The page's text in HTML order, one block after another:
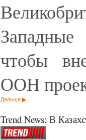
чтобы
ООН
Дальше
Trend News: В